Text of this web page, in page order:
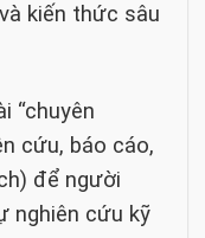
kiến thức sâu
“chuyên
cứu, báo cáo,
để người
nghiên cứu kỹ